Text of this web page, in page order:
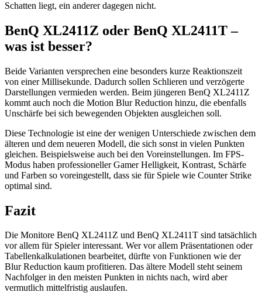
Schatten liegt, ein anderer dagegen nicht.
BenQ XL2411Z oder BenQ XL2411T –
was ist besser?
Beide Varianten versprechen eine besonders kurze Reaktionszeit
von einer Millisekunde. Dadurch sollen Schlieren und verzögerte
Darstellungen vermieden werden. Beim jüngeren BenQ XL2411Z
kommt auch noch die Motion Blur Reduction hinzu, die ebenfalls
Unschärfe bei sich bewegenden Objekten ausgleichen soll.
Diese Technologie ist eine der wenigen Unterschiede zwischen dem
älteren und dem neueren Modell, die sich sonst in vielen Punkten
gleichen. Beispielsweise auch bei den Voreinstellungen. Im FPS-
Modus haben professioneller Gamer Helligkeit, Kontrast, Schärfe
und Farben so voreingestellt, dass sie für Spiele wie Counter Strike
optimal sind.
Fazit
Die Monitore BenQ XL2411Z und BenQ XL2411T sind tatsächlich
vor allem für Spieler interessant. Wer vor allem Präsentationen oder
Tabellenkalkulationen bearbeitet, dürfte von Funktionen wie der
Blur Reduction kaum profitieren. Das ältere Modell steht seinem
Nachfolger in den meisten Punkten in nichts nach, wird aber
vermutlich mittelfristig auslaufen.